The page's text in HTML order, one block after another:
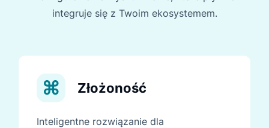
integruje się z Twoim ekosystemem.
Złożoność
Inteligentne rozwiązanie dla